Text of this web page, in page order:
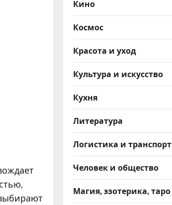
Кино
Космос
Красота и уход
Культура и искусство
Кухня
Литература
Логистика и транспорт
Человек и общество
Магия, эзотерика, таро